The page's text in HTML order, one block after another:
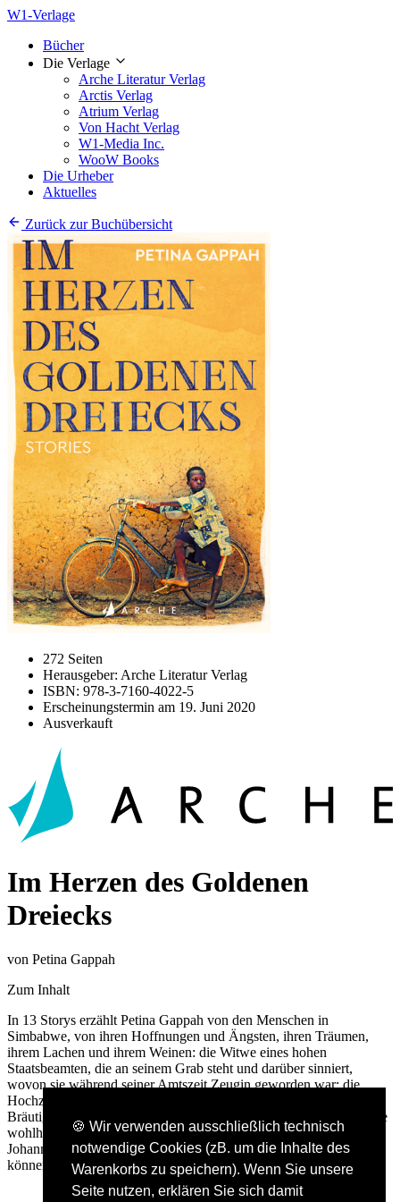
🍪 Wir verwenden ausschließlich technisch
notwendige Cookies (zB. um die Inhalte des
Warenkorbs zu speichern). Wenn Sie unsere
Seite nutzen, erklären Sie sich damit
W1-Verlage
Bücher
Die Verlage
Arche Literatur Verlag
Arctis Verlag
Atrium Verlag
Von Hacht Verlag
W1-Media Inc.
WooW Books
Die Urheber
Aktuelles
Zurück zur Buchübersicht
272 Seiten
Herausgeber: Arche Literatur Verlag
ISBN: 978-3-7160-4022-5
Erscheinungstermin am 19. Juni 2020
Ausverkauft
Im Herzen des Goldenen
Dreiecks
von Petina Gappah
Zum Inhalt
In 13 Storys erzählt Petina Gappah von den Menschen in
Simbabwe, von ihren Hoffnungen und Ängsten, ihren Träumen,
ihrem Lachen und ihrem Weinen: die Witwe eines hohen
Staatsbeamten, die an seinem Grab steht und darüber sinniert,
wovon sie während seiner Amtszeit Zeugin geworden war; die
Hochzeit eines jungen Paares, bei der alle Gäste wissen, dass der
Bräutigam Aids hat und auch die Braut daran sterben wird; oder die
wohlhabende Frau im Reichenviertel Harares, die nach
Johannesburg fliegen muss, um angemessen shoppen gehen zu
können.